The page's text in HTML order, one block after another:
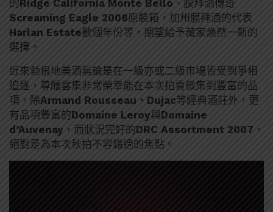
的Ridge California Monte Bello 、膜拜酒傳奇
Screaming Eagle 2008原裝箱，加州膜拜酒的代表
Harlan Estate數個年份等，期望給予藏家煥然一新的
選擇。
近來勃根地美酒無論是在一級亦或二級市場皆受到爭相
追逐，尊釀雲集非常榮幸能在本次拍賣徵集到豐富的品
項，除Armand Rousseau、Dujac等經典酒莊外，更
有品項豐富的Domaine Leroy與Domaine
d’Auvenay ，而狀況完好的DRC Assortment 2007 ，
絕對是為本次秋拍不容錯過的焦點。